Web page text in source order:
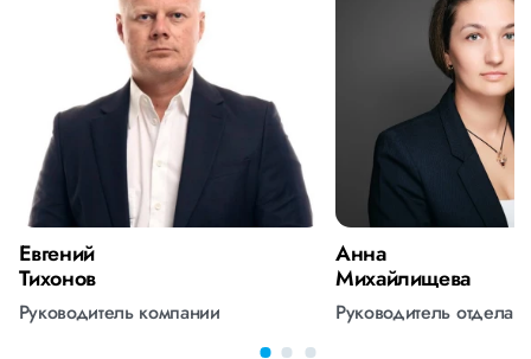
Евгений
Тихонов
Руководитель компании
Анна
Михайлищева
Руководитель отдела